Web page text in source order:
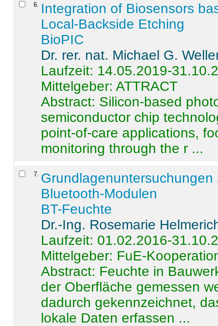
6
Integration of Biosensors
Local-Backside Etching
BioPIC
Dr. rer. nat. Michael G.
Laufzeit: 14.05.2019-
Mittelgeber: ATTRACT
Abstract: Silicon-based
semiconductor chip
point-of-care applications,
monitoring through the r ...
7
Bluetooth-Modulen
BT-Feuchte
Dr.-Ing. Rosemarie
Laufzeit: 01.02.2016-
Mittelgeber: FuE-
Abstract: Feuchte in
der Oberfläche gemessen
dadurch gekennzeichnet,
lokale Daten erfassen ...